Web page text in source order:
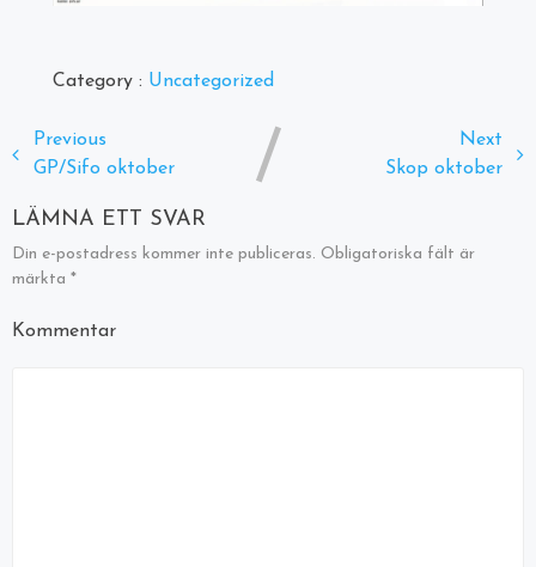
Category : Uncategorized
Previous
GP/Sifo oktober
Next
Skop oktober
LÄMNA ETT SVAR
Din e-postadress kommer inte publiceras. Obligatoriska fält är
märkta *
Kommentar